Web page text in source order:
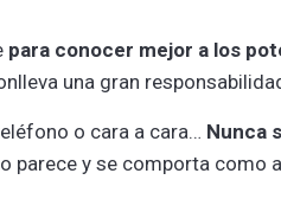
para conocer mejor a los
una gran
o cara a cara… Nunca
parece y se comporta como